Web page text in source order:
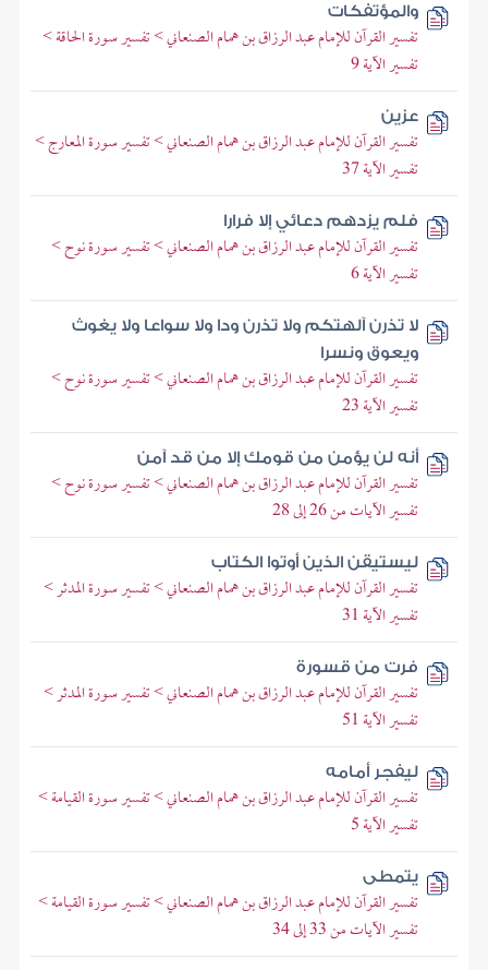
والمؤتفكات
تفسير القرآن للإمام عبد الرزاق بن همام الصنعاني > تفسير سورة الحاقة >
تفسير الآية 9
عزين
تفسير القرآن للإمام عبد الرزاق بن همام الصنعاني > تفسير سورة المعارج >
تفسير الآية 37
فلم يزدهم دعائي إلا فرارا
تفسير القرآن للإمام عبد الرزاق بن همام الصنعاني > تفسير سورة نوح >
تفسير الآية 6
لا تذرن آلهتكم ولا تذرن ودا ولا سواعا ولا يغوث
ويعوق ونسرا
تفسير القرآن للإمام عبد الرزاق بن همام الصنعاني > تفسير سورة نوح >
تفسير الآية 23
أنه لن يؤمن من قومك إلا من قد آمن
تفسير القرآن للإمام عبد الرزاق بن همام الصنعاني > تفسير سورة نوح >
تفسير الآيات من 26 إلى 28
ليستيقن الذين أوتوا الكتاب
تفسير القرآن للإمام عبد الرزاق بن همام الصنعاني > تفسير سورة المدثر >
تفسير الآية 31
فرت من قسورة
تفسير القرآن للإمام عبد الرزاق بن همام الصنعاني > تفسير سورة المدثر >
تفسير الآية 51
ليفجر أمامه
تفسير القرآن للإمام عبد الرزاق بن همام الصنعاني > تفسير سورة القيامة >
تفسير الآية 5
يتمطى
تفسير القرآن للإمام عبد الرزاق بن همام الصنعاني > تفسير سورة القيامة >
تفسير الآيات من 33 إلى 34